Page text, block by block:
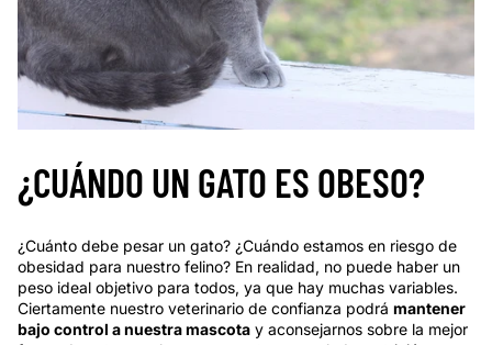
¿CUÁNDO UN GATO ES OBESO?
¿Cuánto debe pesar un gato? ¿Cuándo estamos en riesgo de
obesidad para nuestro felino? En realidad, no puede haber un
peso ideal objetivo para todos, ya que hay muchas variables.
Ciertamente nuestro veterinario de confianza podrá mantener
bajo control a nuestra mascota y aconsejarnos sobre la mejor